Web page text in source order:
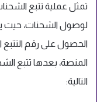
تمثل عملية تتبع
لوصول الشحنات، حيث
الحصول على رقم
المنصة، بعدها تتبع
التالية: